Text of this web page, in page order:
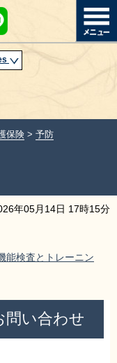
探す
イド
保険 > 予防
年05月 14日 17時15分
能検査とトレーニン
問い合わせ